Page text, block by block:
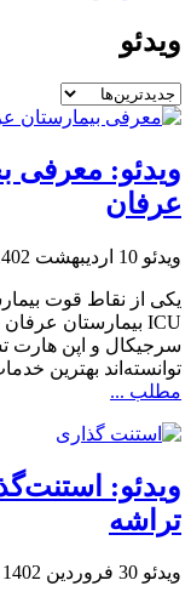
ویدئو
عرفان
ویدئو 10 اردیبهشت 1402
توانسته‌اند بهترین
مطلب ...
ویدئو:
تراشه
ویدئو 30 فروردین 1402